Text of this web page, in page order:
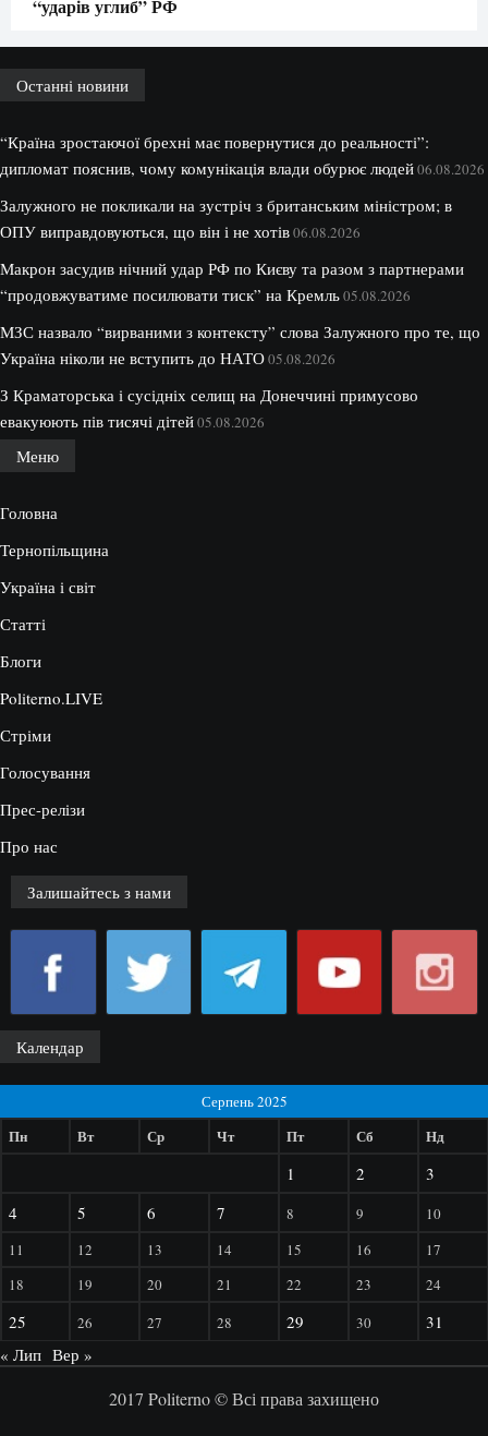
“ударів углиб” РФ
Останні новини
“Країна зростаючої брехні має повернутися до реальності”:
дипломат пояснив, чому комунікація влади обурює людей06.08.2026
Залужного не покликали на зустріч з британським міністром; в
ОПУ виправдовуються, що він і не хотів06.08.2026
Макрон засудив нічний удар РФ по Києву та разом з партнерами
“продовжуватиме посилювати тиск” на Кремль05.08.2026
МЗС назвало “вирваними з контексту” слова Залужного про те, що
Україна ніколи не вступить до НАТО05.08.2026
З Краматорська і сусідніх селищ на Донеччині примусово
евакуюють пів тисячі дітей05.08.2026
Меню
Головна
Тернопільщина
Україна і світ
Статті
Блоги
Politerno.LIVE
Стріми
Голосування
Прес-релізи
Про нас
Залишайтесь з нами
Календар
Серпень 2025
Пн Вт Ср Чт Пт Сб Нд
1 2
3
4
5 6 7 8 9
10
11
12 13 14 15 16
17
18
19 20 21 22 23 24
25 26 27 28 29 30
31
« Лип Вер »
2017 Politerno © Всі права захищено